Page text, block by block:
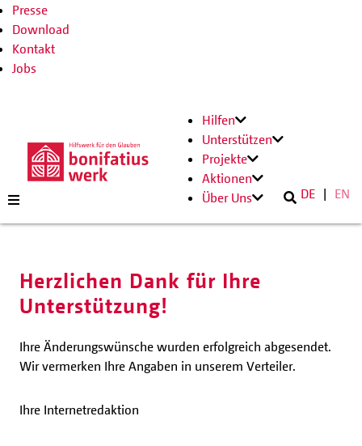
Presse
Download
Kontakt
Jobs
Hilfen
Unterstützen
Projekte
Aktionen
Über Uns
DE EN
Herzlichen Dank für Ihre
Unterstützung!
Ihre Änderungswünsche wurden erfolgreich abgesendet.
Wir vermerken Ihre Angaben in unserem Verteiler.
Ihre Internetredaktion